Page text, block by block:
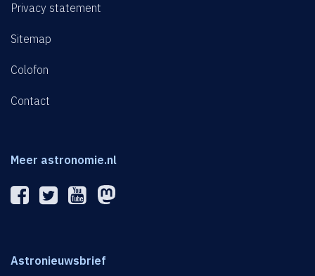
Privacy statement
Sitemap
Colofon
Contact
Meer astronomie.nl
Astronieuwsbrief